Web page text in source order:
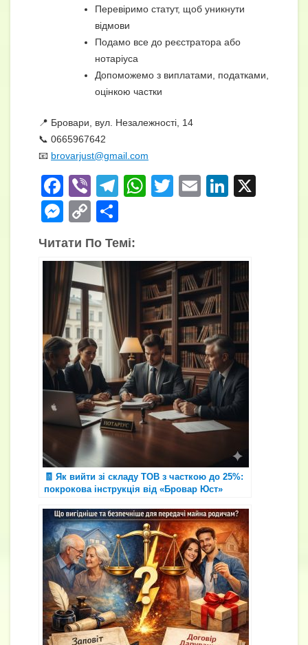
Перевіримо статут, щоб уникнути
відмови
Подамо все до реєстратора або
нотаріуса
Допоможемо з виплатами, податками,
оцінкою частки
📍 Бровари, вул. Незалежності, 14
📞 0665967642
📧 brovarjust@gmail.com
F
a
c
e
b
o
o
k
Vi
b
er
T
gr
m
W
A
p
p
T
E
Li
dI
n
M
e
ss
e
n
g
er
C
o
p
y
Li
n
k
о
ді
и
т
и
с
я
Читати По Темі:
🧾 Як вийти зі складу ТОВ з часткою до 25%:
покрокова інструкція від «Бровар Юст»